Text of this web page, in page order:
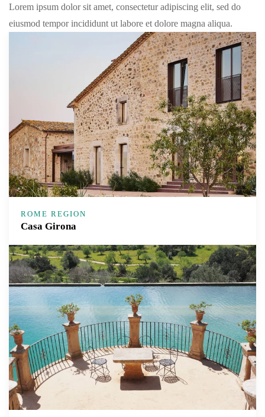
Lorem ipsum dolor sit amet, consectetur adipiscing elit, sed do
eiusmod tempor incididunt ut labore et dolore magna aliqua.
ROME REGION
Casa Girona